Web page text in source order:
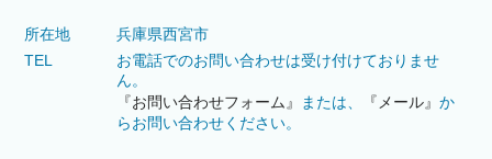
所在地
兵庫県西宮市
TEL
お電話でのお問い合わせは受け付けておりませ
ん。
『お問い合わせフォーム』 または、 『メール』か
らお問い合わせください。